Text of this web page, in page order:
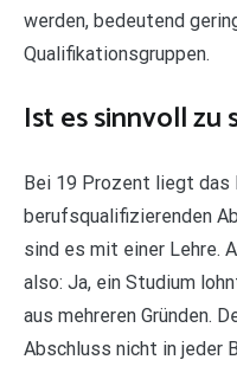
werden, bedeutend
Qualifikationsgruppen.
Ist es sinnvoll zu
Bei 19 Prozent liegt das
berufsqualifizierenden
sind es mit einer Lehre.
also: Ja, ein Studium
aus mehreren Gründen.
Abschluss nicht in jeder